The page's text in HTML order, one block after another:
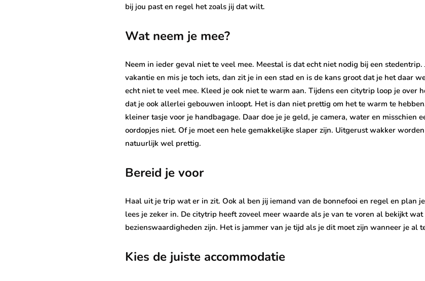
bij jou past en regel het zoals jij dat wilt.
Wat neem je mee?
Neem in ieder geval niet te veel mee. Meestal is dat echt niet nodig bij een
vakantie en mis je toch iets, dan zit je in een stad en is de kans groot dat je het daar
echt niet te veel mee. Kleed je ook niet te warm aan. Tijdens een citytrip loop je over
dat je ook allerlei gebouwen inloopt. Het is dan niet prettig om het te warm te
kleiner tasje voor je handbagage. Daar doe je je geld, je camera, water en misschien
oordopjes niet. Of je moet een hele gemakkelijke slaper zijn. Uitgerust wakker
natuurlijk wel prettig.
Bereid je voor
Haal uit je trip wat er in zit. Ook al ben jij iemand van de bonnefooi en regel en plan
lees je zeker in. De citytrip heeft zoveel meer waarde als je van te voren al bekijkt
bezienswaardigheden zijn. Het is jammer van je tijd als je dit moet zijn wanneer je al
Kies de juiste accommodatie